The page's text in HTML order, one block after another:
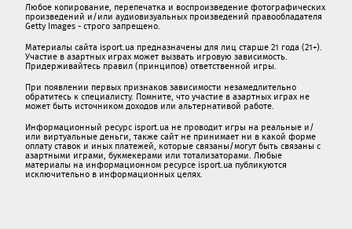
Любое копирование, перепечатка и воспроизведение фотографических
произведений и/или аудиовизуальных произведений правообладателя
Getty Images - строго запрещено.
Материалы сайта isport.ua предназначены для лиц старше 21 года (21+).
Участие в азартных играх может вызвать игровую зависимость.
Придерживайтесь правил (принципов) ответственной игры.
При появлении первых признаков зависимости незамедлительно
обратитесь к специалисту. Помните, что участие в азартных играх не
может быть источником доходов или альтернативой работе.
Информационный ресурс isport.ua не проводит игры на реальные и/
или виртуальные деньги, также сайт не принимает ни в какой форме
oплaту ставок и иных платежей, которые связаны/могут быть связаны c
азартными игрaми, букмекерами или тотализаторами. Любые
материалы на информационном ресурсе isport.ua публикуютcя
исключительно в информационных целях.